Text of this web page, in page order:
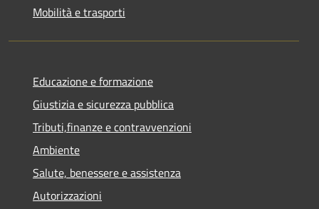
Mobilità e trasporti
Educazione e formazione
Giustizia e sicurezza pubblica
Tributi,finanze e contravvenzioni
Ambiente
Salute, benessere e assistenza
Autorizzazioni